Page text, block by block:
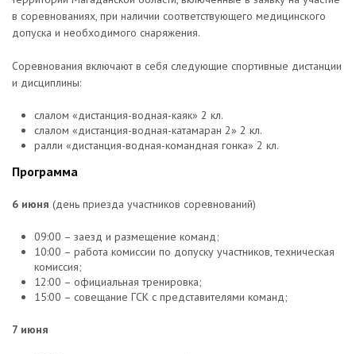
в соревнованиях, при наличии соответствующего медицинского
допуска и необходимого снаряжения.
Соревнования включают в себя следующие спортивные дистанции
и дисциплины:
слалом «дистанция-водная-каяк» 2 кл.
слалом «дистанция-водная-катамаран 2» 2 кл.
ралли «дистанция-водная-командная гонка» 2 кл.
Программа
6 июня (день приезда участников соревнований)
09:00 – заезд и размещение команд;
10:00 – работа комиссии по допуску участников, техническая
комиссия;
12:00 – официальная тренировка;
15:00 – совещание ГСК с представителями команд;
7 июня